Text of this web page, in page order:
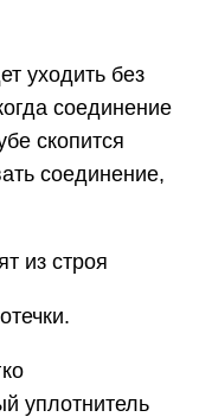
уходить без
соединение
скопится
соединение,
из строя
уплотнитель